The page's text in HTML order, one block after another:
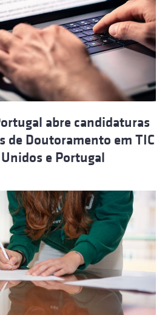
abre candidaturas
de Doutoramento em TIC
e Portugal